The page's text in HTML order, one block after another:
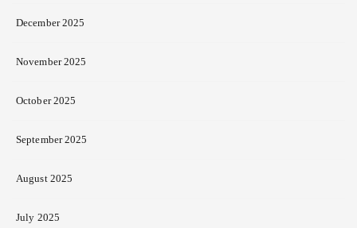
December 2025
November 2025
October 2025
September 2025
August 2025
July 2025